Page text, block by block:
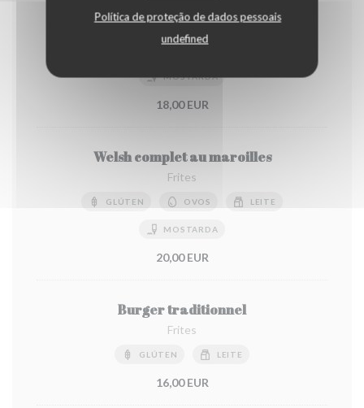
Política de proteção de dados pessoais
undefined
Frites
MOSTARDA
18,00 EUR
Welsh complet au maroilles
Frites
GLÚTEN OVOS LEITE
MOSTARDA
20,00 EUR
Burger traditionnel
Frites
GLÚTEN LEITE
16,00 EUR